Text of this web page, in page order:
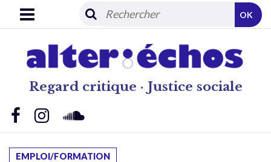
Regard critique · Justice sociale
OK
EMPLOI/FORMATION